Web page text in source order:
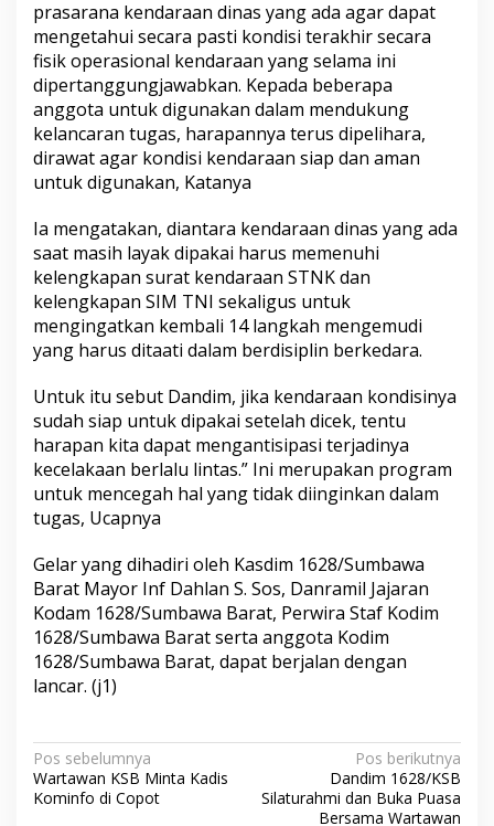
prasarana kendaraan dinas yang ada agar dapat
mengetahui secara pasti kondisi terakhir secara
fisik operasional kendaraan yang selama ini
dipertanggungjawabkan. Kepada beberapa
anggota untuk digunakan dalam mendukung
kelancaran tugas, harapannya terus dipelihara,
dirawat agar kondisi kendaraan siap dan aman
untuk digunakan, Katanya
Ia mengatakan, diantara kendaraan dinas yang ada
saat masih layak dipakai harus memenuhi
kelengkapan surat kendaraan STNK dan
kelengkapan SIM TNI sekaligus untuk
mengingatkan kembali 14 langkah mengemudi
yang harus ditaati dalam berdisiplin berkedara.
Untuk itu sebut Dandim, jika kendaraan kondisinya
sudah siap untuk dipakai setelah dicek, tentu
harapan kita dapat mengantisipasi terjadinya
kecelakaan berlalu lintas.” Ini merupakan program
untuk mencegah hal yang tidak diinginkan dalam
tugas, Ucapnya
Gelar yang dihadiri oleh Kasdim 1628/Sumbawa
Barat Mayor Inf Dahlan S. Sos, Danramil Jajaran
Kodam 1628/Sumbawa Barat, Perwira Staf Kodim
1628/Sumbawa Barat serta anggota Kodim
1628/Sumbawa Barat, dapat berjalan dengan
lancar. (j1)
N
a
Pos sebelumnya
Wartawan KSB Minta Kadis
Kominfo di Copot
Pos berikutnya
Dandim 1628/KSB
Silaturahmi dan Buka Puasa
Bersama Wartawan